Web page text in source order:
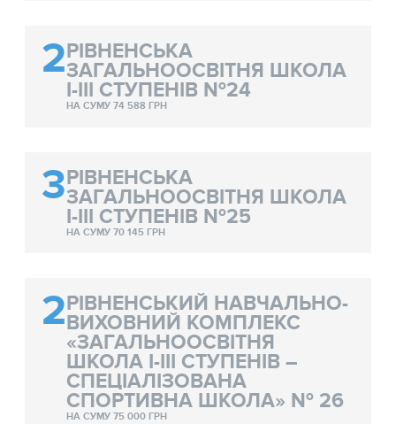
2РІВНЕНСЬКА
ЗАГАЛЬНООСВІТНЯ ШКОЛА
І-ІІІ СТУПЕНІВ №24
НА СУМУ 74 588 ГРН
3РІВНЕНСЬКА
ЗАГАЛЬНООСВІТНЯ ШКОЛА
І-ІІІ СТУПЕНІВ №25
НА СУМУ 70 145 ГРН
2РІВНЕНСЬКИЙ НАВЧАЛЬНО-
ВИХОВНИЙ КОМПЛЕКС
«ЗАГАЛЬНООСВІТНЯ
ШКОЛА І-ІІІ СТУПЕНІВ –
СПЕЦІАЛІЗОВАНА
СПОРТИВНА ШКОЛА» № 26
НА СУМУ 75 000 ГРН